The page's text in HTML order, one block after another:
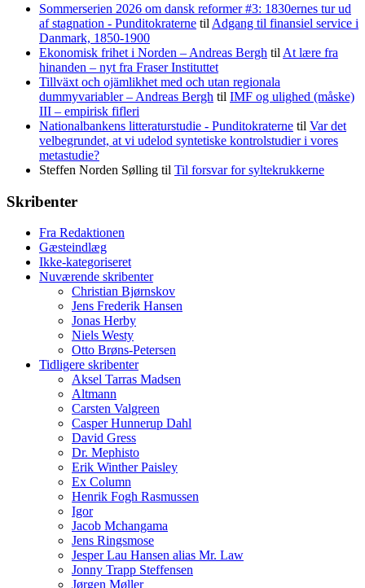
Sommerserien 2026 om dansk reformer #3: 1830ernes tur ud
af stagnation - Punditokraterne til Adgang til finansiel service i
Danmark, 1850-1900
Ekonomisk frihet i Norden – Andreas Bergh til At lære fra
hinanden – nyt fra Fraser Instituttet
Tillväxt och ojämlikhet med och utan regionala
dummyvariabler – Andreas Bergh til IMF og ulighed (måske)
III – empirisk fifleri
Nationalbankens litteraturstudie - Punditokraterne til Var det
velbegrundet, at vi udelod syntetiske kontrolstudier i vores
metastudie?
Steffen Norden Sølling til Til forsvar for syltekrukkerne
Skribenter
Fra Redaktionen
Gæsteindlæg
Ikke-kategoriseret
Nuværende skribenter
Christian Bjørnskov
Jens Frederik Hansen
Jonas Herby
Niels Westy
Otto Brøns-Petersen
Tidligere skribenter
Aksel Tarras Madsen
Altmann
Carsten Valgreen
Casper Hunnerup Dahl
David Gress
Dr. Mephisto
Erik Winther Paisley
Ex Column
Henrik Fogh Rasmussen
Igor
Jacob Mchangama
Jens Ringsmose
Jesper Lau Hansen alias Mr. Law
Jonny Trapp Steffensen
Jørgen Møller